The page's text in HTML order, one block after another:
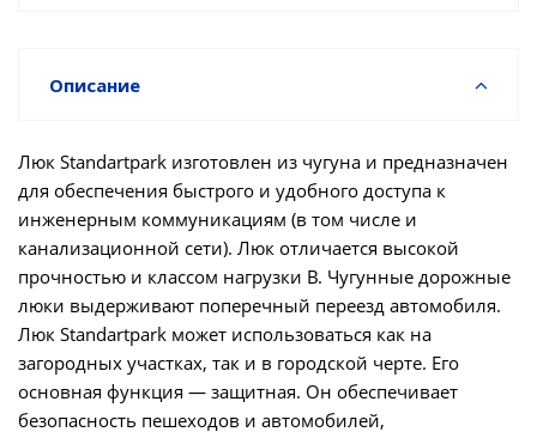
Описание
Люк Standartpark изготовлен из чугуна и предназначен
для обеспечения быстрого и удобного доступа к
инженерным коммуникациям (в том числе и
канализационной сети). Люк отличается высокой
прочностью и классом нагрузки B. Чугунные дорожные
люки выдерживают поперечный переезд автомобиля.
Люк Standartpark может использоваться как на
загородных участках, так и в городской черте. Его
основная функция — защитная. Он обеспечивает
безопасность пешеходов и автомобилей,